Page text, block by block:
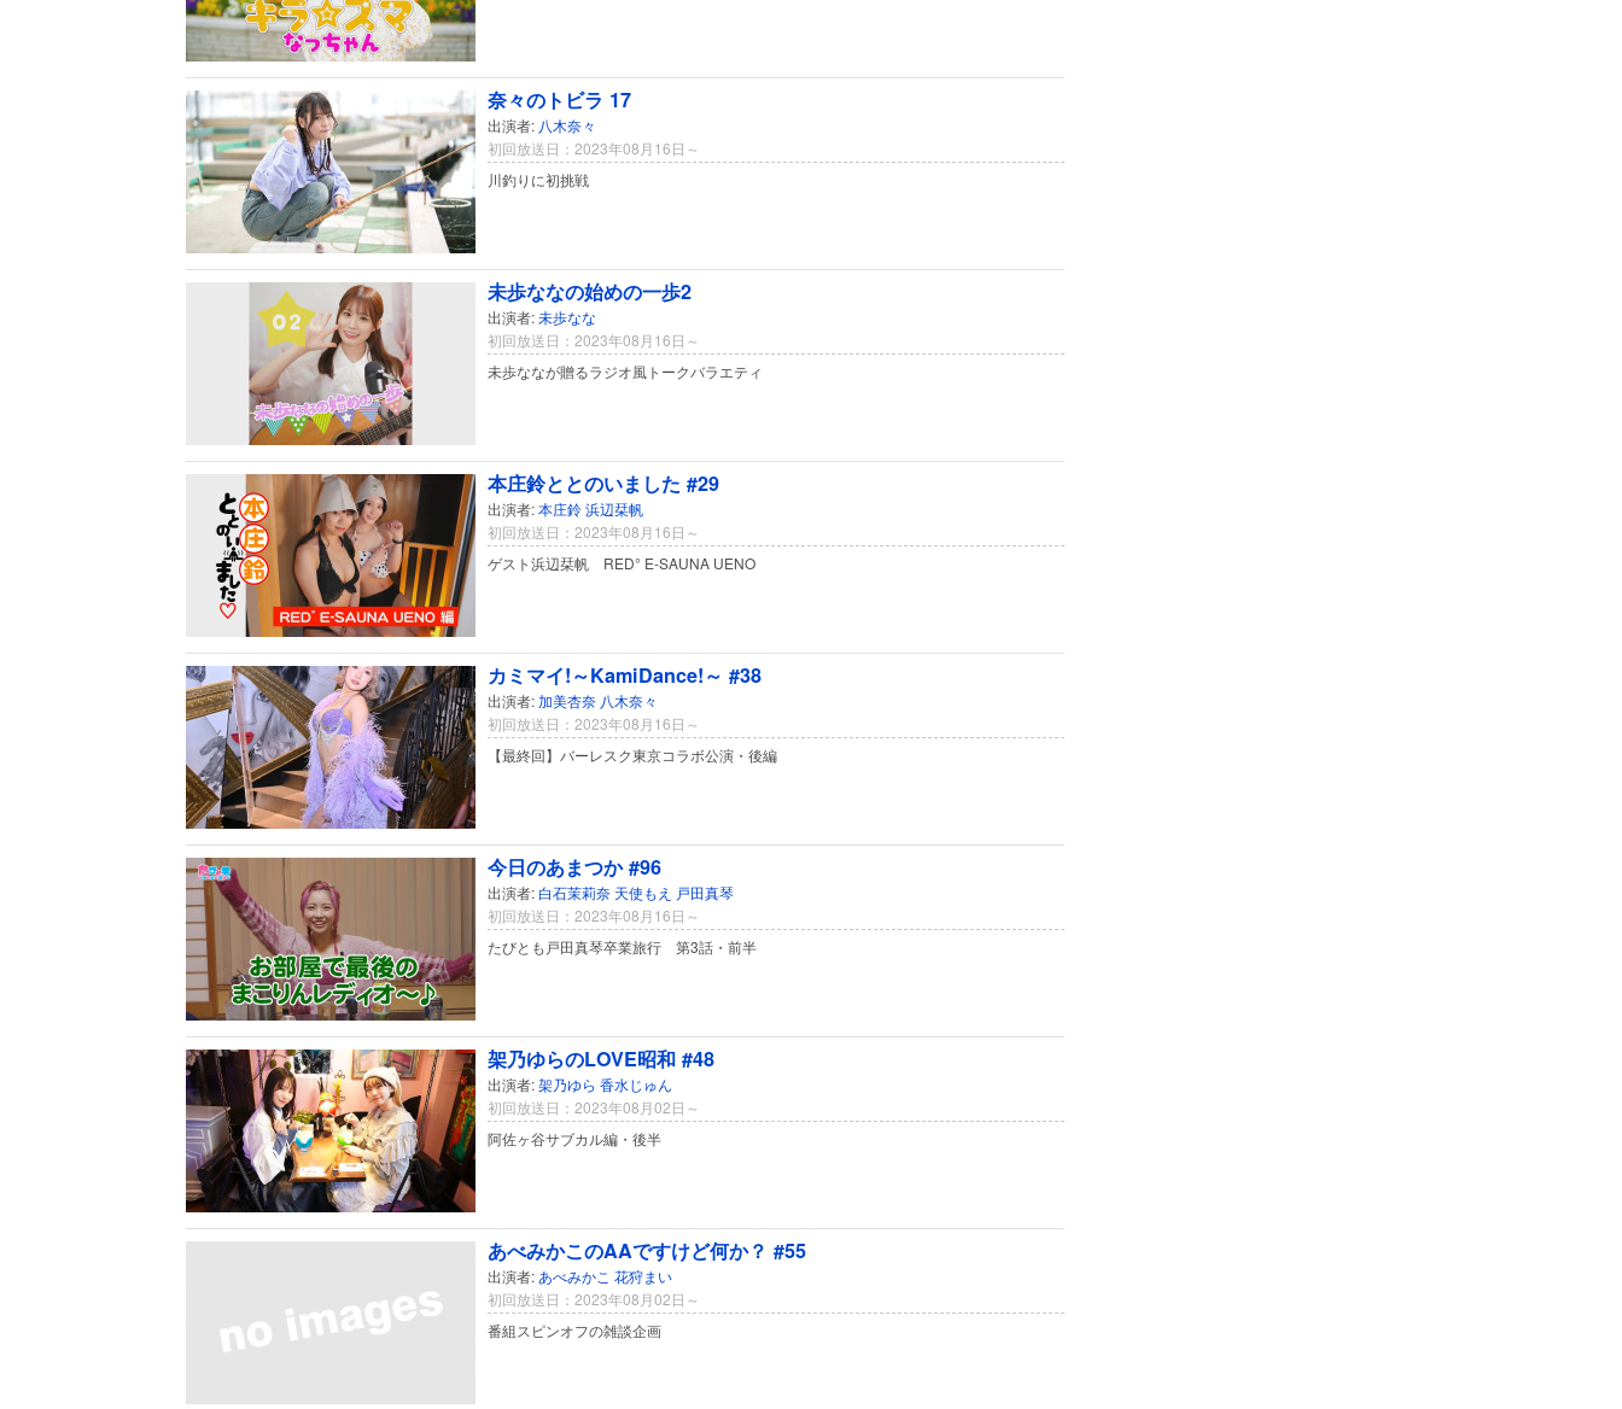
奈々のトビラ 17
出演者: 八木奈々
初回放送日：2023年08月16日～
川釣りに初挑戦
未歩ななの始めの一歩2
出演者:未歩なな
初回放送日：2023年08月16日～
未歩ななが贈るラジオ風トークバラエティ
本庄鈴ととのいました #29
出演者:本庄鈴浜辺栞帆
初回放送日：2023年08月16日～
ゲスト浜辺栞帆 RED° E-SAUNA UENO
カミマイ!～KamiDance!～ #38
出演者:加美杏奈 八木奈々
初回放送日：2023年08月16日～
【最終回】バーレスク東京コラボ公演・後編
今日のあまつか #96
出演者:白石茉莉奈 天使もえ 戸田真琴
初回放送日：2023年08月16日～
たびとも戸田真琴卒業旅行 第3話・前半
架乃ゆらのLOVE昭和 #48
出演者:架乃ゆら 香水じゅん
初回放送日：2023年08月02日～
阿佐ヶ谷サブカル編・後半
あべみかこのAAですけど何か？ #55
出演者: あべみかこ 花狩まい
初回放送日：2023年08月02日～
番組スピンオフの雑談企画